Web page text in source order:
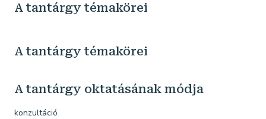
A tantárgy témakörei
A tantárgy témakörei
A tantárgy oktatásának módja
konzultáció